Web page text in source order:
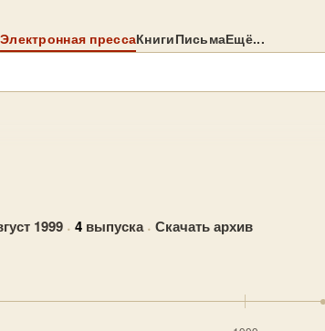
Электронная прессаКнигиПисьмаЕщё...
1999 · 4 выпуска · Скачать архив